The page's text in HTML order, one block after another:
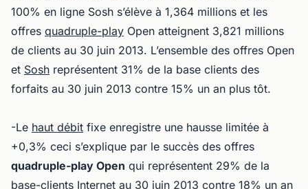
100% en ligne Sosh s’élève à 1,364 millions et les
offres quadruple-play Open atteignent 3,821 millions
de clients au 30 juin 2013. L’ensemble des offres Open
et Sosh représentent 31% de la base clients des
forfaits au 30 juin 2013 contre 15% un an plus tôt.
-Le haut débit fixe enregistre une hausse limitée à
+0,3% ceci s’explique par le succès des offres
quadruple-play Open qui représentent 29% de la
base-clients Internet au 30 juin 2013 contre 18% un an